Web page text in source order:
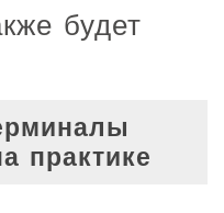
будет
практике